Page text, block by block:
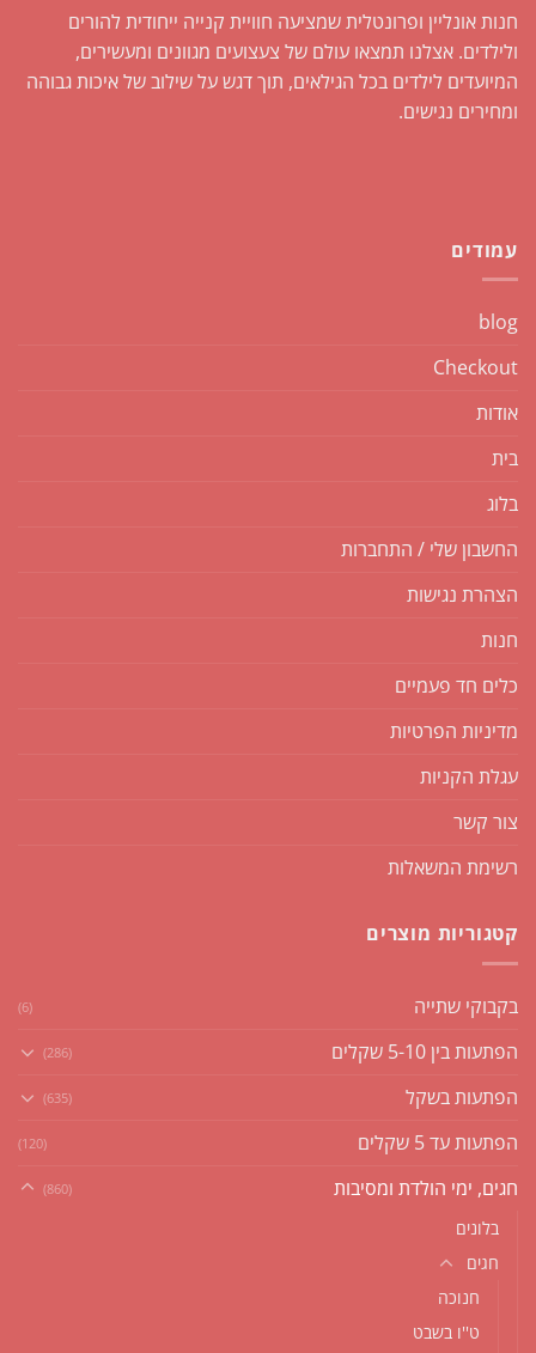
חנות אונליין ופרונטלית שמציעה חוויית קנייה ייחודית להורים
ולילדים. אצלנו תמצאו עולם של צעצועים מגוונים ומעשירים,
המיועדים לילדים בכל הגילאים, תוך דגש על שילוב של איכות גבוהה
ומחירים נגישים.
עמודים
blog
Checkout
אודות
בית
בלוג
החשבון שלי / התחברות
הצהרת נגישות
חנות
כלים חד פעמיים
מדיניות הפרטיות
עגלת הקניות
צור קשר
רשימת המשאלות
קטגוריות מוצרים
בקבוקי שתייה (6)
הפתעות בין 5-10 שקלים (286)
הפתעות בשקל (635)
הפתעות עד 5 שקלים (120)
חגים, ימי הולדת ומסיבות (860)
בלונים
חגים
חנוכה
ט''ו בשבט